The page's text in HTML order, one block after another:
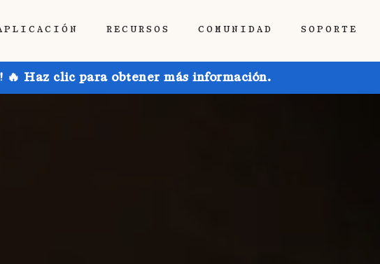
RECURSOS COMUNIDAD SOPORTE
🔥 Haz clic para obtener más información.